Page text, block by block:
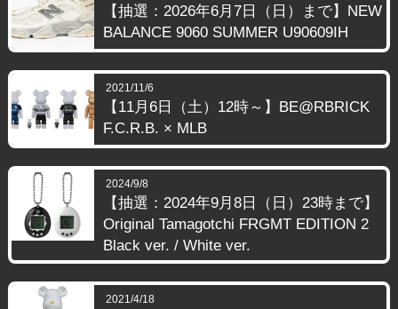
【抽選：2026年6月7日（日）まで】NEW
BALANCE 9060 SUMMER U90609IH
2021/11/6
【11月6日（土）12時～】BE@RBRICK
F.C.R.B. × MLB
2024/9/8
【抽選：2024年9月8日（日）23時まで】
Original Tamagotchi FRGMT EDITION 2
Black ver. / White ver.
2021/4/18